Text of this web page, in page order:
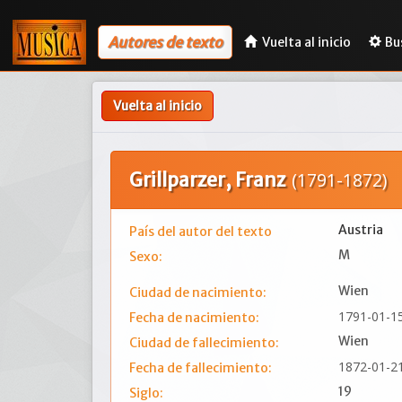
Autores de texto Vuelta al inicio
Vuelta al inicio
Grillparzer, Franz(1791-1872)
País del autor del texto
Austria
Sexo:
M
Ciudad de nacimiento:
Wien
Fecha de nacimiento:
1791-01-
Ciudad de fallecimiento:
Wien
Fecha de fallecimiento:
1872-01-21
Siglo: 19